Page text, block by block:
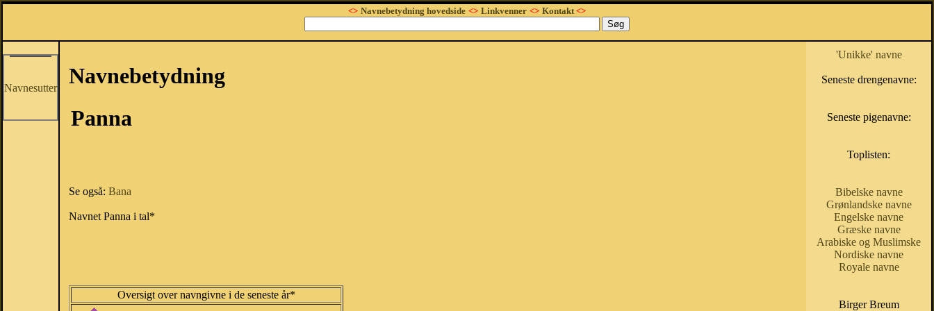
<> Navnebetydning hovedside <> Linkvenner <> Kontakt<>
Navnesutter
Navnebetydning
Panna
Se også: Bana
Navnet Panna i tal*
Oversigt over navngivne i de seneste år*
'Unikke' navne
Seneste drengenavne:
Seneste pigenavne:
Toplisten:
Bibelske navne
Grønlandske navne
Engelske navne
Græske navne
Arabiske og Muslimske
Nordiske navne
Royale navne
Birger Breum